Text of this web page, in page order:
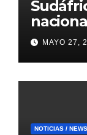
errores
MAYO 27,
NOTICIAS / NEWS